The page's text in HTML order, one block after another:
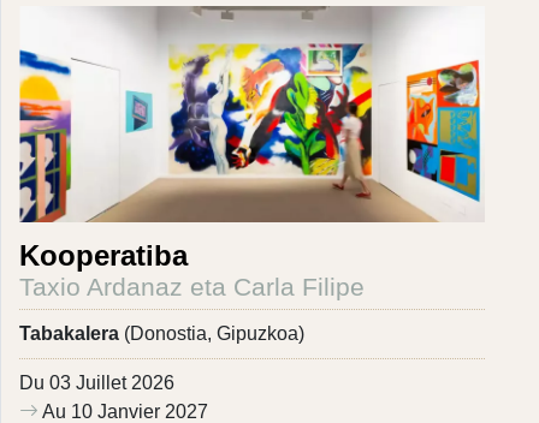
Kooperatiba
Taxio Ardanaz eta Carla Filipe
Tabakalera (Donostia, Gipuzkoa)
Du 03 Juillet 2026
Au 10 Janvier 2027